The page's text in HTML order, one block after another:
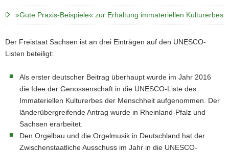
Immateriellen
Kulturerbes
»Gute Praxis-Beispiele« zur Erhaltung immateriellen Kulturerbes
Der Freistaat Sachsen ist an drei Einträgen auf den UNESCO-
Listen beteiligt:
Als erster deutscher Beitrag überhaupt wurde im Jahr 2016
die Idee der Genossenschaft in die UNESCO-Liste des
Immateriellen Kulturerbes der Menschheit aufgenommen. Der
länderübergreifende Antrag wurde in Rheinland-Pfalz und
Sachsen erarbeitet.
Den Orgelbau und die Orgelmusik in Deutschland hat der
Zwischenstaatliche Ausschuss im Jahr in die UNESCO-